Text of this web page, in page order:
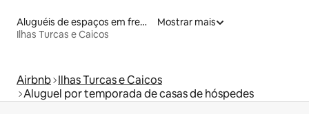
Aluguéis de espaços em frente à praia
Ilhas Turcas e Caicos
Mostrar mais
Airbnb Ilhas Turcas e Caicos
Aluguel por temporada de casas de hóspedes